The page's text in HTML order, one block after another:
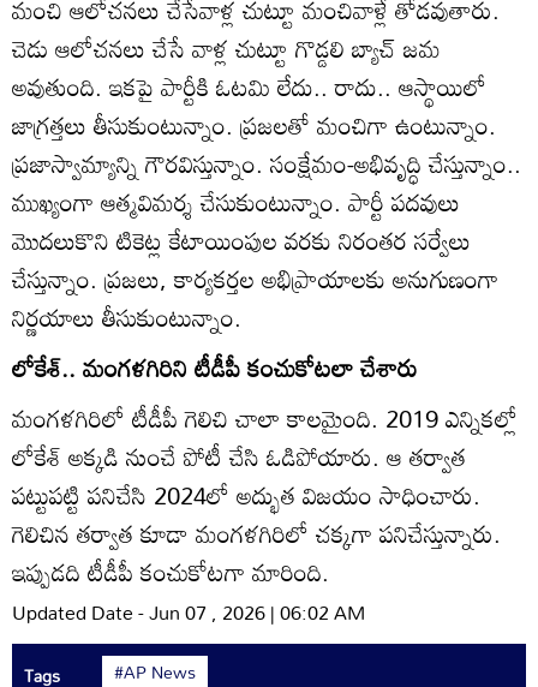
మంచి ఆలోచనలు చేసేవాళ్ల చుట్టూ మంచివాళ్లే తోడవుతారు.
చెడు ఆలోచనలు చేసే వాళ్ల చుట్టూ గొడ్డలి బ్యాచ్‌ జమ
అవుతుంది. ఇకపై పార్టీకి ఓటమి లేదు.. రాదు.. ఆస్థాయిలో
జాగ్రత్తలు తీసుకుంటున్నాం. ప్రజలతో మంచిగా ఉంటున్నాం.
ప్రజాస్వామ్యాన్ని గౌరవిస్తున్నాం. సంక్షేమం-అభివృద్ధి చేస్తున్నాం..
ముఖ్యంగా ఆత్మవిమర్శ చేసుకుంటున్నాం. పార్టీ పదవులు
మొదలుకొని టికెట్ల కేటాయింపుల వరకు నిరంతర సర్వేలు
చేస్తున్నాం. ప్రజలు, కార్యకర్తల అభిప్రాయాలకు అనుగుణంగా
నిర్ణయాలు తీసుకుంటున్నాం.
లోకేశ్‌.. మంగళగిరిని టీడీపీ కంచుకోటలా చేశారు
మంగళగిరిలో టీడీపీ గెలిచి చాలా కాలమైంది. 2019 ఎన్నికల్లో
లోకేశ్‌ అక్కడి నుంచే పోటీ చేసి ఓడిపోయారు. ఆ తర్వాత
పట్టుపట్టి పనిచేసి 2024లో అద్భుత విజయం సాధించారు.
గెలిచిన తర్వాత కూడా మంగళగిరిలో చక్కగా పనిచేస్తున్నారు.
ఇప్పుడది టీడీపీ కంచుకోటగా మారింది.
Updated Date - Jun 07 , 2026 | 06:02 AM
Tags #AP News